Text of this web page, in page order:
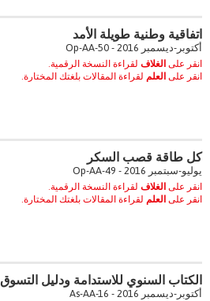
اتفاقية وطنية طويلة الأمد
أكتوبر-ديسمبر 2016 - Op-AA-50
انقر على الغلاف لقراءة النسخة الرقمية.
انقر على العلم لقراءة المقالات بلغتك المختارة.
كل طاقة قصب السكر
يوليو-سبتمبر 2016 - Op-AA-49
انقر على الغلاف لقراءة النسخة الرقمية.
انقر على العلم لقراءة المقالات بلغتك المختارة.
الكتاب السنوي للاستدامة ودليل التسوق 2016
أكتوبر-ديسمبر 2016 - As-AA-16